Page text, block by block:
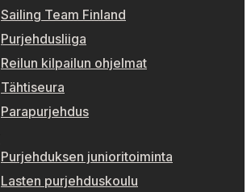
Sailing Team Finland
Purjehdusliiga
Reilun kilpailun ohjelmat
Tähtiseura
Parapurjehdus
Purjehduksen junioritoiminta
Lasten purjehduskoulu